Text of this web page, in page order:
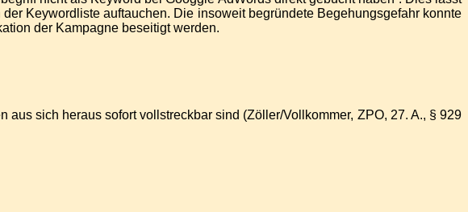
Keywordliste auftauchen. Die insoweit begründete Begehungsgefahr konnte
der Kampagne beseitigt werden.
sich heraus sofort vollstreckbar sind (Zöller/Vollkommer, ZPO, 27. A., § 929